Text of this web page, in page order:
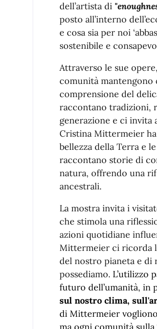
dell’artista di
posto all’interno
e cosa sia per noi
sostenibile e
Attraverso le sue
comunità
comprensione del
raccontano tradizioni,
generazione e ci invita
Cristina Mittermeier
bellezza della Terra e
raccontano storie di
natura, offrendo una
ancestrali.
La mostra invita i
che stimola una
azioni quotidiane
Mittermeier ci ricorda
del nostro pianeta e di
possediamo.L’utilizzo
futuro dell’umanità, in
sul nostro clima,
di Mittermeier